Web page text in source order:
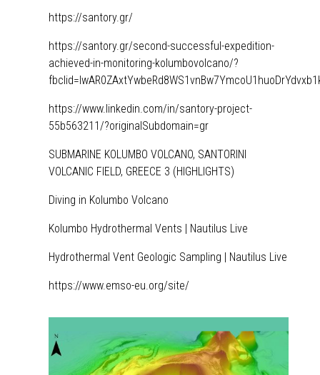
https://santory.gr/
https://santory.gr/second-successful-expedition-
achieved-in-monitoring-kolumbovolcano/?
https://www.linkedin.com/in/santory-project-
55b563211/?originalSubdomain=gr
SUBMARINE KOLUMBO VOLCANO, SANTORINI
VOLCANIC FIELD, GREECE 3 (HIGHLIGHTS)
Diving in Kolumbo Volcano
Kolumbo Hydrothermal Vents | Nautilus Live
Hydrothermal Vent Geologic Sampling | Nautilus Live
https://www.emso-eu.org/site/